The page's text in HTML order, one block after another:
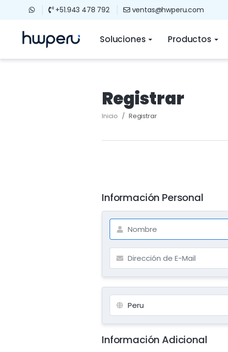
+51.943 478 792 ventas@hwperu.com
Soluciones Productos
Registrar
Inicio Registrar
Información Personal
Información Adicional